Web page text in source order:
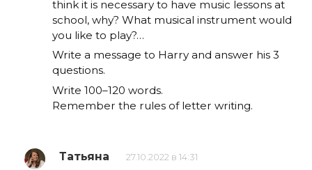
think it is necessary to have music lessons at
school, why? What musical instrument would
you like to play?…
Write a message to Harry and answer his 3
questions.
Write 100–120 words.
Remember the rules of letter writing.
Татьяна 27.10.2022 в 14:31